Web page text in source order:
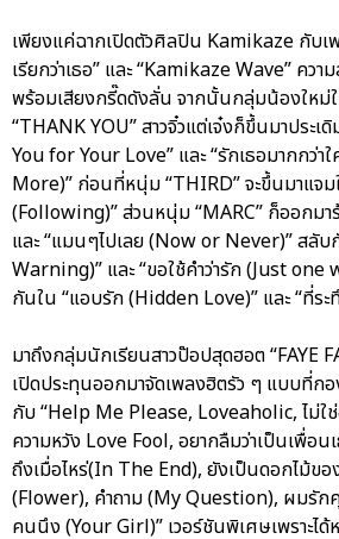
เพียงแค่ฉากเปิดตัวศิลปิน Kamikaze กับเ
เรียกว่าเธอ” และ “Kamikaze Wave” คว
พร้อมเสียงกรี๊ดดังลั่น จากนั้นกลุ่มน้องใหม่ใ
“THANK YOU” สาวจิ๋วแต่เจ๋งก็ขึ้นมาประ
You for Your Love” และ “รักเธอมากกว่า
More)” ก่อนที่หนุ่ม “THIRD” จะขึ้นมาแจม
(Following)” ส่วนหนุ่ม “MARC” ก็ออกมา
และ “แมนๆไปเลย (Now or Never)” สลับ
Warning)” และ “ขอใช้คำว่ารัก (Just one
กันใน “แอบรัก (Hidden Love)” และ “ที่ร
มาถึงกลุ่มนักเรียนสาวป๊อปสุดฮอต “FAYE
เปิดประทุนออกมาจัดเพลงฮิตรัว ๆ แบบที่ก
กับ “Help Me Please, Loveaholic, ไม่ใ
ความหวัง Love Fool, อยากลืมว่าเป็นเพื่อ
ถึงเมื่อไหร่(In The End), ยังเป็นดอกไม้ขอ
(Flower), คำถาม (My Question), ผมรัก
คนนึง (Your Girl)” เวอร์ชันพิเศษเพราะไ